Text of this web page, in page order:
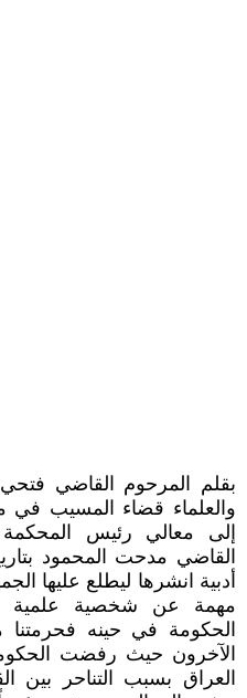
بقلم المرحوم القاضي
والعلماء قضاء المسيب في
إلى معالي رئيس المحكمة
أدبية انشرها ليطلع عليها
مهمة عن شخصية علمية
الحكومة في حينه
الآخرون حيث رفضت
العراق بسبب التناحر بين